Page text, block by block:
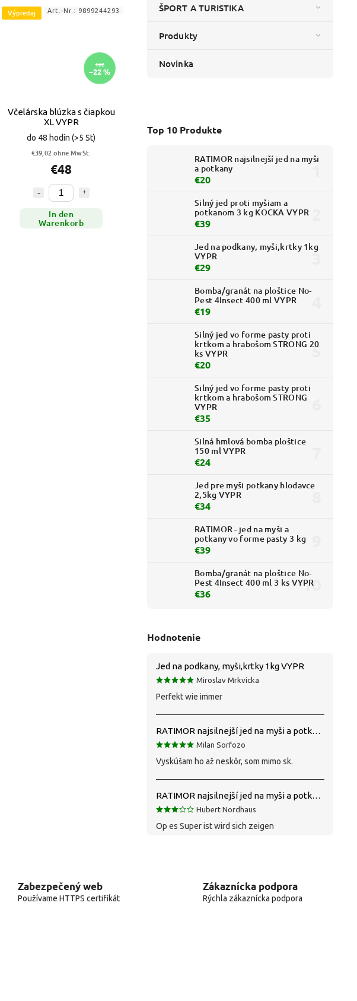
ŠPORT A TURISTIKA
Produkty
Novinka
Top 10 Produkte
RATIMOR najsilnejší jed na myši
a potkany
€20
Silný jed proti myšiam a
potkanom 3 kg KOCKA VYPR
€39
Jed na podkany, myši,krtky 1kg
VYPR
€29
Bomba/granát na ploštice No-
Pest 4Insect 400 ml VYPR
€19
Silný jed vo forme pasty proti
krtkom a hrabošom STRONG 20
ks VYPR
€20
Silný jed vo forme pasty proti
krtkom a hrabošom STRONG
VYPR
€35
Silná hmlová bomba ploštice
150 ml VYPR
€24
Jed pre myši potkany hlodavce
2,5kg VYPR
€34
RATIMOR - jed na myši a
potkany vo forme pasty 3 kg
€39
Bomba/granát na ploštice No-
Pest 4Insect 400 ml 3 ks VYPR
€36
Hodnotenie
Jed na podkany, myši,krtky 1kg VYPR
Miroslav Mrkvicka
Perfekt wie immer
RATIMOR najsilnejší jed na myši a potkany
Milan Sorfozo
Vyskúšam ho až neskôr, som mimo sk.
RATIMOR najsilnejší jed na myši a potkany
Hubert Nordhaus
Op es Super ist wird sich zeigen
Výpredaj
€62
–22 %
Včelárska blúzka s čiapkou
XL VYPR
do 48 hodín (>5 St)
€39,02 ohne MwSt.
€48
In den
Warenkorb
Art.-Nr.: 9899244293
Zabezpečený web
Používame HTTPS certifikát
Zákaznícka podpora
Rýchla zákaznícka podpora